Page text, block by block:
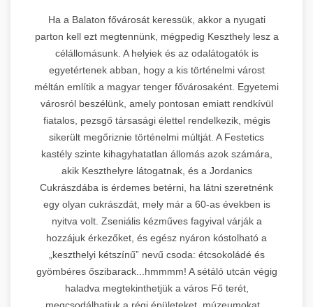
Ha a Balaton fővárosát keressük, akkor a nyugati
parton kell ezt megtennünk, mégpedig Keszthely lesz a
célállomásunk. A helyiek és az odalátogatók is
egyetértenek abban, hogy a kis történelmi várost
méltán említik a magyar tenger fővárosaként. Egyetemi
városról beszélünk, amely pontosan emiatt rendkívül
fiatalos, pezsgő társasági élettel rendelkezik, mégis
sikerült megőriznie történelmi múltját. A Festetics
kastély szinte kihagyhatatlan állomás azok számára,
akik Keszthelyre látogatnak, és a Jordanics
Cukrászdába is érdemes betérni, ha látni szeretnénk
egy olyan cukrászdát, mely már a 60-as években is
nyitva volt. Zseniális kézműves fagyival várják a
hozzájuk érkezőket, és egész nyáron kóstolható a
„keszthelyi kétszínű” nevű csoda: étcsokoládé és
gyömbéres őszibarack...hmmmm! A sétáló utcán végig
haladva megtekinthetjük a város Fő terét,
megcsodálhatjuk a régi épületeket, múzeumokat.